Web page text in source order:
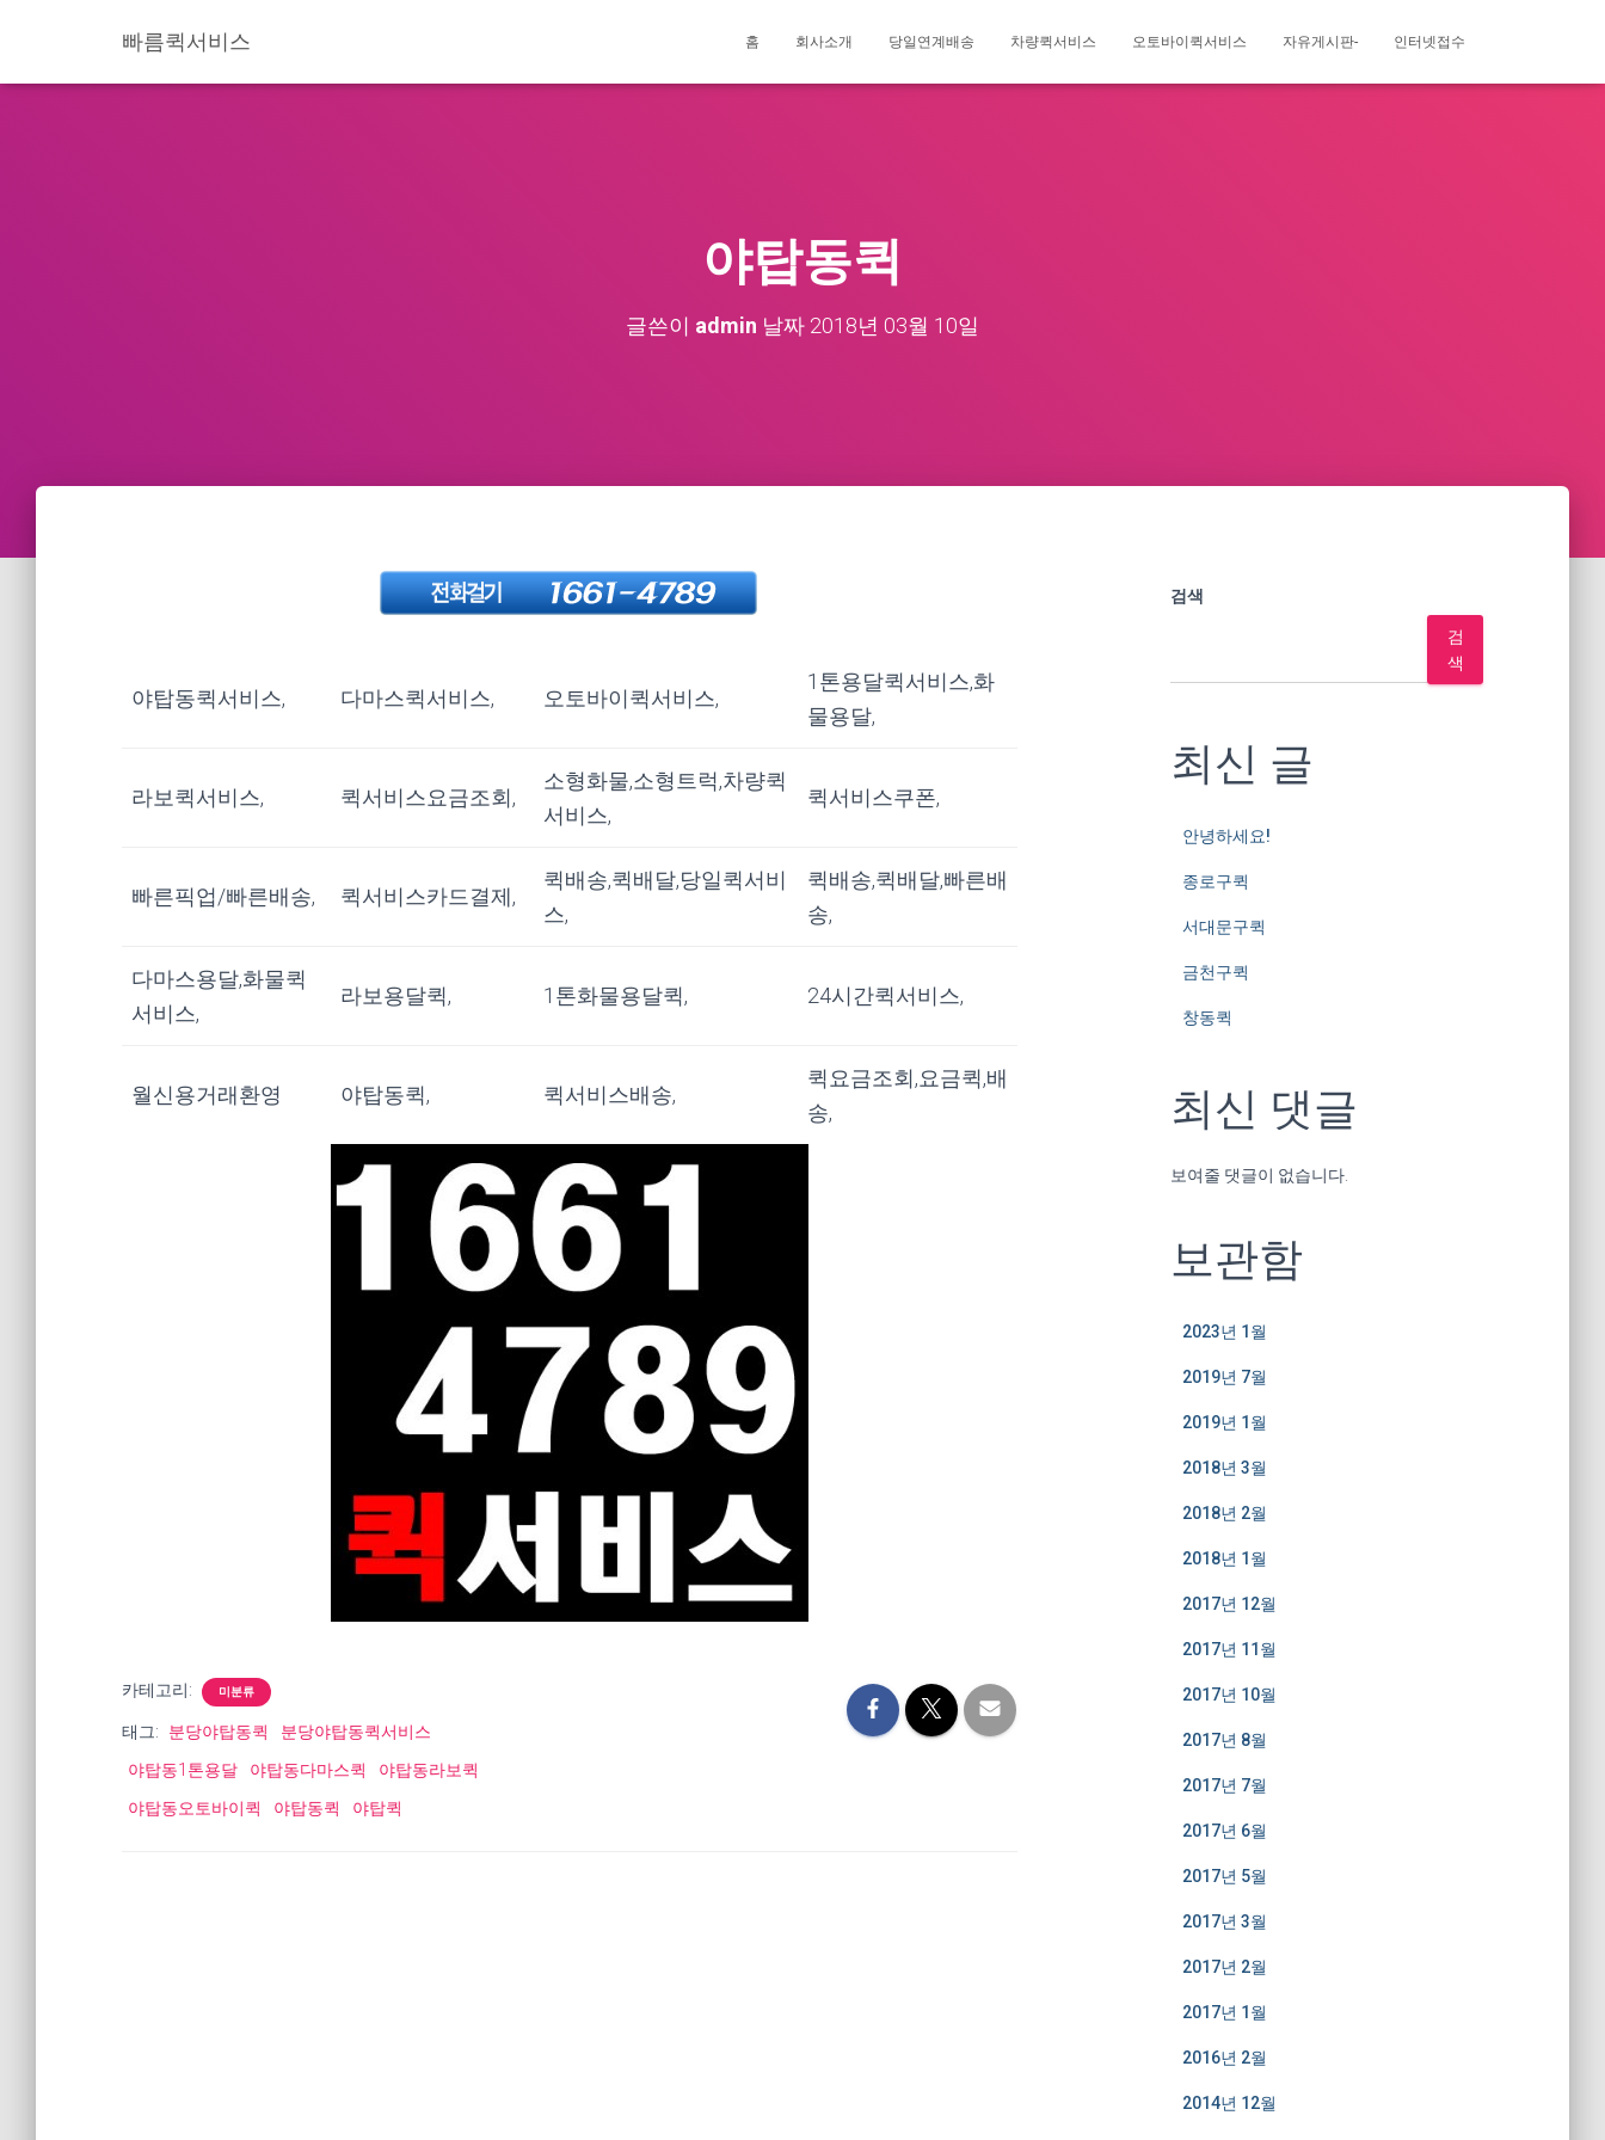
빠름퀵서비스 홈 회사소개 당일연계배송 차량퀵서비스 오토바이퀵서비스 자유게시판- 인터넷접수
야탑동퀵
글쓴이 admin 날짜 2018년 03월 10일
야탑동퀵서비스, 다마스퀵서비스, 오토바이퀵서비스,
1톤용달퀵서비스,화
물용달,
라보퀵서비스, 퀵서비스요금조회,
소형화물,소형트럭,차량퀵
서비스,
퀵서비스쿠폰,
빠른픽업/빠른배송, 퀵서비스카드결제,
퀵배송,퀵배달,당일퀵서비
스,
퀵배송,퀵배달,빠른배
송,
다마스용달,화물퀵
서비스,
라보용달퀵, 1톤화물용달퀵, 24시간퀵서비스,
월신용거래환영 야탑동퀵, 퀵서비스배송,
퀵요금조회,요금퀵,배
송,
카테고리: 미분류
태그: 분당야탑동퀵
분당야탑동퀵서비스
야탑동1톤용달
야탑동다마스퀵
야탑동라보퀵
야탑동오토바이퀵
야탑동퀵 야탑퀵
검색
검
색
최신 글
안녕하세요!
종로구퀵
서대문구퀵
금천구퀵
창동퀵
최신 댓글
보여줄 댓글이 없습니다.
보관함
2023년 1월
2019년 7월
2019년 1월
2018년 3월
2018년 2월
2018년 1월
2017년 12월
2017년 11월
2017년 10월
2017년 8월
2017년 7월
2017년 6월
2017년 5월
2017년 3월
2017년 2월
2017년 1월
2016년 2월
2014년 12월